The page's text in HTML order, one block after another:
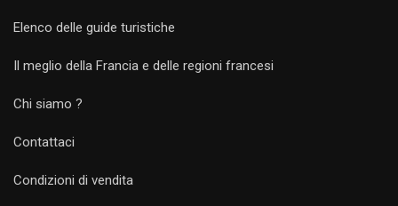
Elenco delle guide turistiche
Il meglio della Francia e delle regioni francesi
Chi siamo ?
Contattaci
Condizioni di vendita